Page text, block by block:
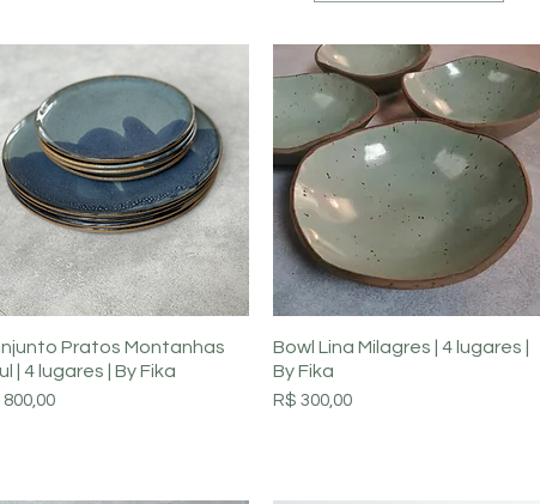
Visualização rápida
Pratos Montanhas
| 4 lugares | By Fika
800,00
Visualização rápida
Bowl Lina Milagres | 4 lugares |
By Fika
Preço
R$ 300,00